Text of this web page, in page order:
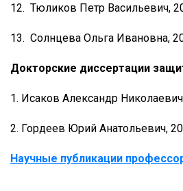
12. Тюликов Петр Васильевич,
13. Солнцева Ольга Ивановна,
Докторские диссертации
1. Исаков Александр
2. Гордеев Юрий Анатольевич,
Научные публикации